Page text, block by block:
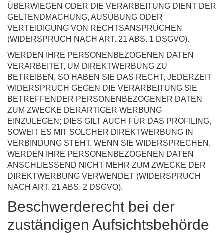
ÜBERWIEGEN ODER DIE VERARBEITUNG DIENT DER
GELTENDMACHUNG, AUSÜBUNG ODER
VERTEIDIGUNG VON RECHTSANSPRÜCHEN
(WIDERSPRUCH NACH ART. 21 ABS. 1 DSGVO).
WERDEN IHRE PERSONENBEZOGENEN DATEN
VERARBEITET, UM DIREKTWERBUNG ZU
BETREIBEN, SO HABEN SIE DAS RECHT, JEDERZEIT
WIDERSPRUCH GEGEN DIE VERARBEITUNG SIE
BETREFFENDER PERSONENBEZOGENER DATEN
ZUM ZWECKE DERARTIGER WERBUNG
EINZULEGEN; DIES GILT AUCH FÜR DAS PROFILING,
SOWEIT ES MIT SOLCHER DIREKTWERBUNG IN
VERBINDUNG STEHT. WENN SIE WIDERSPRECHEN,
WERDEN IHRE PERSONENBEZOGENEN DATEN
ANSCHLIESSEND NICHT MEHR ZUM ZWECKE DER
DIREKTWERBUNG VERWENDET (WIDERSPRUCH
NACH ART. 21 ABS. 2 DSGVO).
Beschwerde­recht bei der
zuständigen Aufsichts­behörde